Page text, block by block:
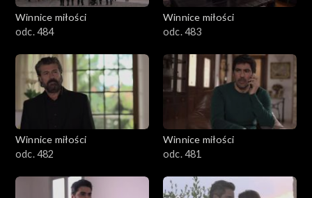
Winnice miłości
odc. 484
Winnice miłości
odc. 483
Winnice miłości
odc. 482
Winnice miłości
odc. 481